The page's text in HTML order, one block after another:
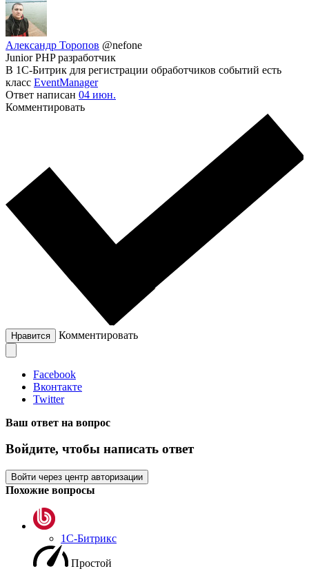
Александр Торопов @nefone
Junior PHP разработчик
В 1С-Битрик для регистрации обработчиков событий есть
класс EventManager
Ответ написан 04 июн.
Комментировать
Нравится Комментировать
Facebook
Вконтакте
Twitter
Ваш ответ на вопрос
Войдите, чтобы написать ответ
Войти через центр авторизации
Похожие вопросы
1С-Битрикс
Простой